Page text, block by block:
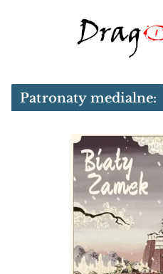
Patronaty medialne: